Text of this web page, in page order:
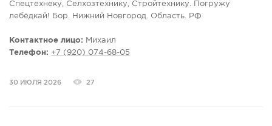
Спецтехнеку, Селхозтехнику, Стройтехнику. Погружу
лебёдкай! Бор. Нижний Новгород. Область. РФ
Контактное лицо: Михаил
Телефон: +7 (920) 074-68-05
30 ИЮЛЯ 2026 27